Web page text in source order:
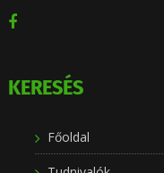
KERESÉS
Főoldal